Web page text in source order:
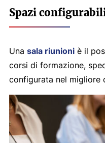
Spazi
Una sala riunioniè il
corsi di formazione,
configurata nel migliore